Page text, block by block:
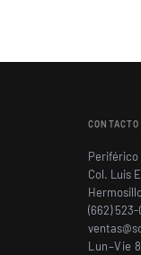
CONTACTO
Col. Luis
(662) 523-
Lun–Vie